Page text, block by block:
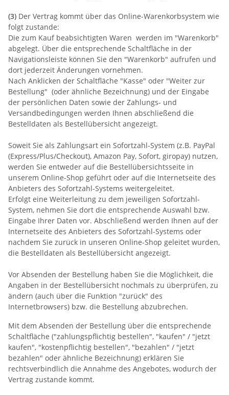
(3) Der Vertrag kommt über das Online-Warenkorbsystem wie
folgt zustande:
Die zum Kauf beabsichtigten Waren werden im "Warenkorb"
abgelegt. Über die entsprechende Schaltfläche in der
Navigationsleiste können Sie den "Warenkorb" aufrufen und
dort jederzeit Änderungen vornehmen.
Nach Anklicken der Schaltfläche "Kasse" oder "Weiter zur
Bestellung" (oder ähnliche Bezeichnung) und der Eingabe
der persönlichen Daten sowie der Zahlungs- und
Versandbedingungen werden Ihnen abschließend die
Bestelldaten als Bestellübersicht angezeigt.
Soweit Sie als Zahlungsart ein Sofortzahl-System (z.B. PayPal
(Express/Plus/Checkout), Amazon Pay, Sofort, giropay) nutzen,
werden Sie entweder auf die Bestellübersichtsseite in
unserem Online-Shop geführt oder auf die Internetseite des
Anbieters des Sofortzahl-Systems weitergeleitet.
Erfolgt eine Weiterleitung zu dem jeweiligen Sofortzahl-
System, nehmen Sie dort die entsprechende Auswahl bzw.
Eingabe Ihrer Daten vor. Abschließend werden Ihnen auf der
Internetseite des Anbieters des Sofortzahl-Systems oder
nachdem Sie zurück in unseren Online-Shop geleitet wurden,
die Bestelldaten als Bestellübersicht angezeigt.
Vor Absenden der Bestellung haben Sie die Möglichkeit, die
Angaben in der Bestellübersicht nochmals zu überprüfen, zu
ändern (auch über die Funktion "zurück" des
Internetbrowsers) bzw. die Bestellung abzubrechen.
Mit dem Absenden der Bestellung über die entsprechende
Schaltfläche ("zahlungspflichtig bestellen", "kaufen" / "jetzt
kaufen", "kostenpflichtig bestellen", "bezahlen" / "jetzt
bezahlen" oder ähnliche Bezeichnung) erklären Sie
rechtsverbindlich die Annahme des Angebotes, wodurch der
Vertrag zustande kommt.